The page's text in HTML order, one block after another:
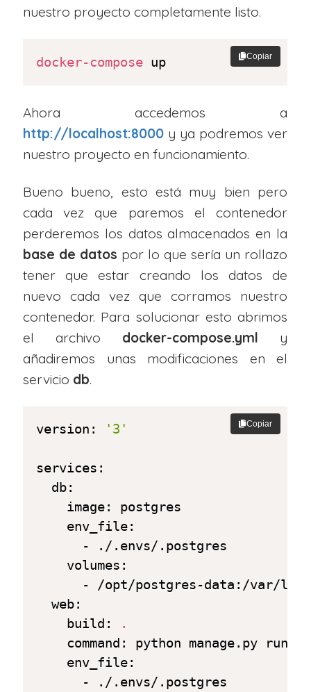
nuestro proyecto completamente listo.
docker-compose up Copiar
Ahora accedemos a
http://localhost:8000 y ya podremos ver
nuestro proyecto en funcionamiento.
Bueno bueno, esto está muy bien pero
cada vez que paremos el contenedor
perderemos los datos almacenados en la
base de datos por lo que sería un rollazo
tener que estar creando los datos de
nuevo cada vez que corramos nuestro
contenedor. Para solucionar esto abrimos
el archivo docker-compose.yml y
añadiremos unas modificaciones en el
servicio db.
version: '3'
services:
  db:
    image: postgres
    env_file:
      - ./.envs/.postgres
    volumes:
- /opt/postgres-data:/var/
  web:
    build:
.
command: python manage.py
    env_file:
      - ./.envs/.postgres
Copiar